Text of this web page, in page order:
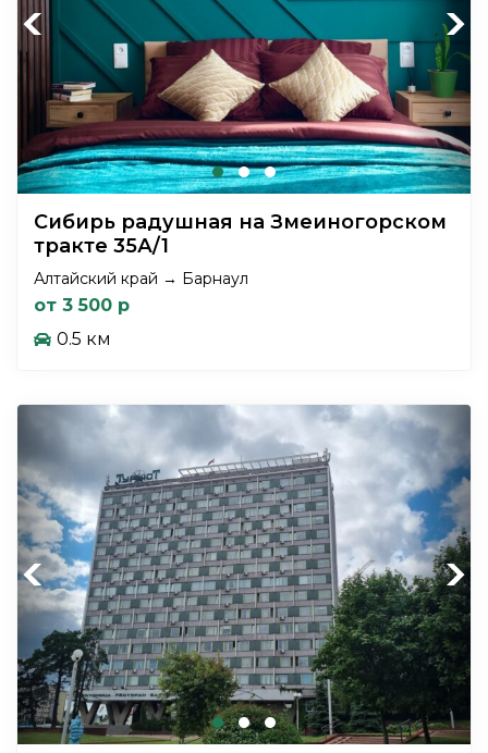
Previous Next
Сибирь радушная на Змеиногорском
тракте 35А/1
Алтайский край → Барнаул
от 3 500 р
0.5 км
Previous Next